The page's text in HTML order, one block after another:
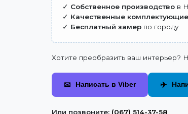
✓ Собственное производство в
✓ Качественные комплектующие
✓ Бесплатный замер по городу
Хотите преобразить ваш интерьер?
✉ Написать в Viber ✈
Или позвоните: (067) 514-37-58